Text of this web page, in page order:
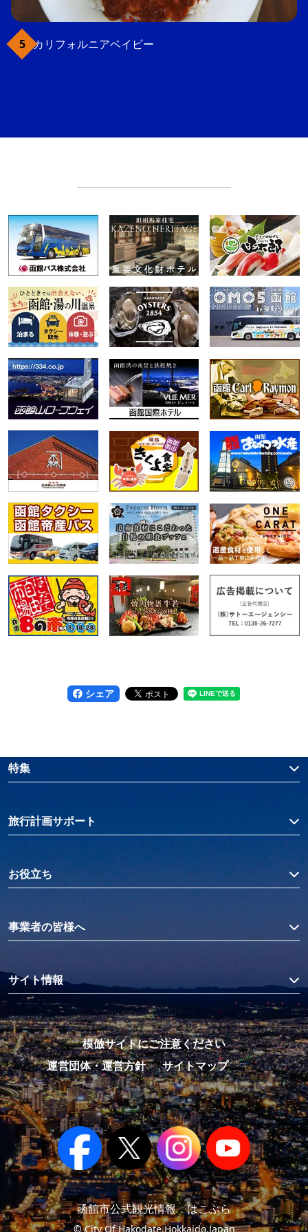
カリフォルニアベイビー
シェア
特集
旅行計画サポート
お役立ち
事業者の皆様へ
サイト情報
模倣サイトにご注意ください
運営団体・運営方針
サイトマップ
函館市公式観光情報 はこぶら
© City Of Hakodate,Hokkaido,Japan